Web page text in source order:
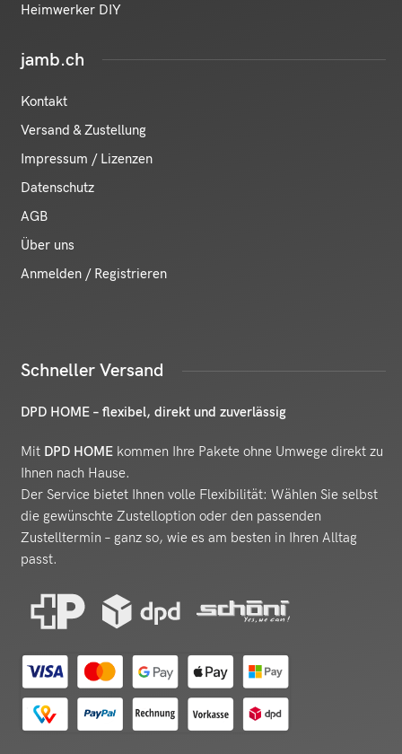
Heimwerker DIY
jamb.ch
Kontakt
Versand & Zustellung
Impressum / Lizenzen
Datenschutz
AGB
Über uns
Anmelden / Registrieren
Schneller Versand
DPD HOME – flexibel, direkt und zuverlässig
Mit DPD HOME kommen Ihre Pakete ohne Umwege direkt zu
Ihnen nach Hause.
Der Service bietet Ihnen volle Flexibilität: Wählen Sie selbst
die gewünschte Zustelloption oder den passenden
Zustelltermin – ganz so, wie es am besten in Ihren Alltag
passt.